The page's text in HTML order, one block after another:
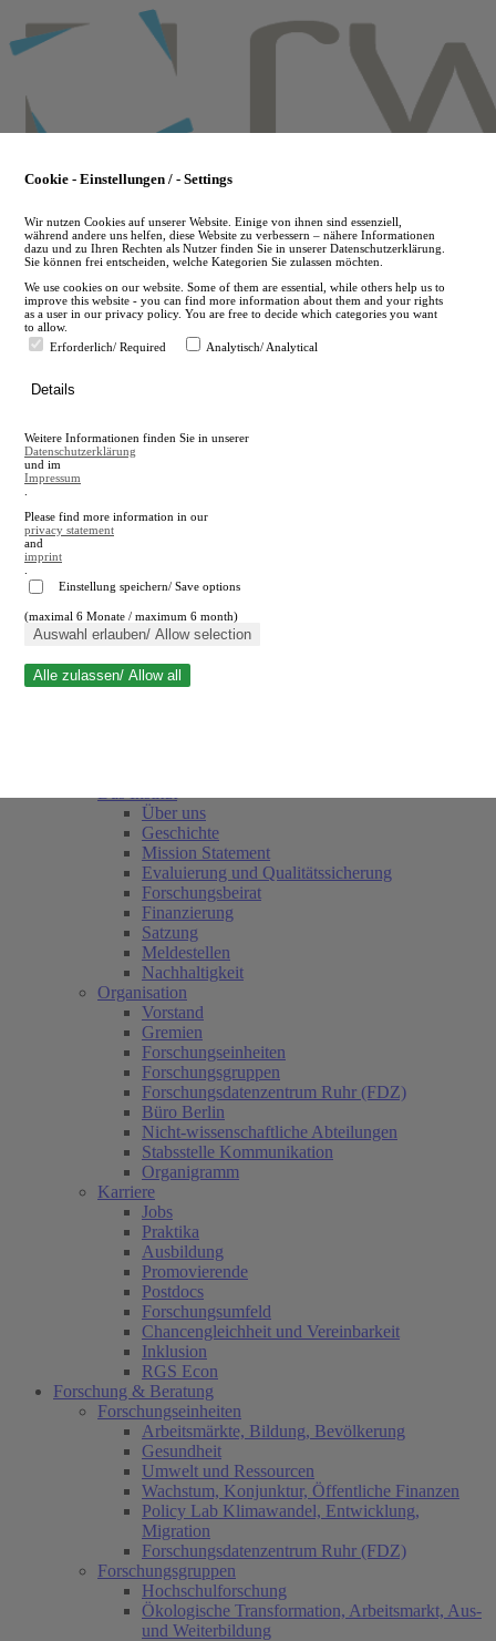
to
main
en
A
A
Suche schließen
Über uns
Geschichte
Mission Statement
Evaluierung und Qualitätssicherung
Forschungsbeirat
Finanzierung
Satzung
Meldestellen
Nachhaltigkeit
Organisation
Vorstand
Gremien
Forschungseinheiten
Forschungsgruppen
Forschungsdatenzentrum Ruhr (FDZ)
Büro Berlin
Nicht-wissenschaftliche Abteilungen
Stabsstelle Kommunikation
Organigramm
Karriere
Jobs
Praktika
Ausbildung
Promovierende
Postdocs
Forschungsumfeld
Chancengleichheit und Vereinbarkeit
Inklusion
RGS Econ
Forschung & Beratung
Forschungseinheiten
Arbeitsmärkte, Bildung, Bevölkerung
Gesundheit
Umwelt und Ressourcen
Wachstum, Konjunktur, Öffentliche Finanzen
Policy Lab Klimawandel, Entwicklung,
Migration
Forschungsdatenzentrum Ruhr (FDZ)
Forschungsgruppen
Hochschulforschung
Ökologische Transformation, Arbeitsmarkt, Aus-
und Weiterbildung
Cookie - Einstellungen / - Settings
Wir nutzen Cookies auf unserer Website. Einige von ihnen sind essenziell,
während andere uns helfen, diese Website zu verbessern – nähere Informationen
dazu und zu Ihren Rechten als Nutzer finden Sie in unserer Datenschutzerklärung.
Sie können frei entscheiden, welche Kategorien Sie zulassen möchten.
We use cookies on our website. Some of them are essential, while others help us to
improve this website - you can find more information about them and your rights
as a user in our privacy policy. You are free to decide which categories you want
to allow.
Erforderlich/ Required
Analytisch/ Analytical
Details
Weitere Informationen finden Sie in unserer
Datenschutzerklärung
und im
Impressum
Please find more information in our
privacy statement
and
imprint
Einstellung speichern/ Save options
(maximal 6 Monate / maximum 6 month)
Auswahl erlauben/ Allow selection
Alle zulassen/ Allow all